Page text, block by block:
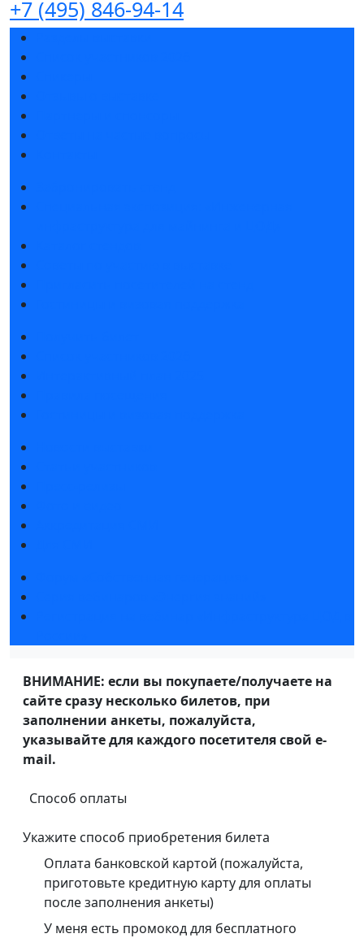
+7 (495) 846-94-14
ВНИМАНИЕ: если вы покупаете/получаете на
сайте сразу несколько билетов, при
заполнении анкеты, пожалуйста,
указывайте для каждого посетителя свой e-
mail.
Способ оплаты
Укажите способ приобретения билета
Оплата банковской картой (пожалуйста,
приготовьте кредитную карту для оплаты
после заполнения анкеты)
У меня есть промокод для бесплатного